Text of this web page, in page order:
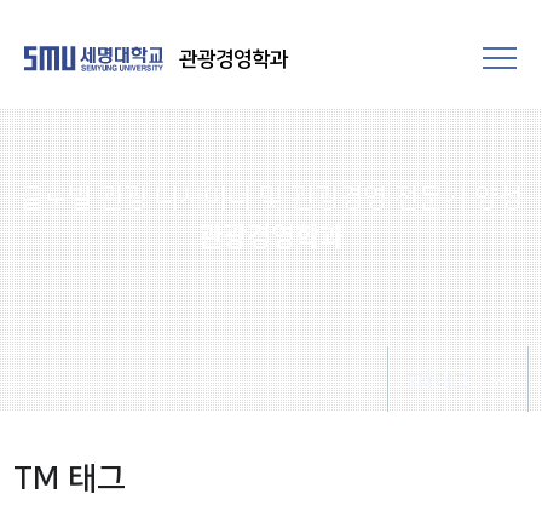
관광경영학과
글로벌 관광 디자이너 및 관광경영 전문가 양성
관광경영학과
TM 태그
TM 태그